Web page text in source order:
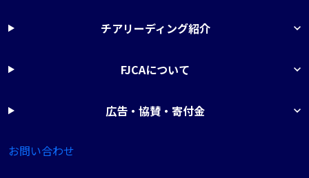
チアリーディング紹介
FJCAについて
広告・協賛・寄付金
お問い合わせ